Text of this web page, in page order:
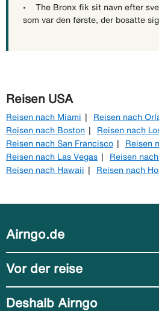
• The Bronx fik sit navn efter
som var den første, der bosatte
Reisen USA
Reisen nach Miami
Reisen nach
Reisen nach Boston
Reisen nach
Reisen nach San Francisco
Reisen
Reisen nach Las Vegas
Reisen
Reisen nach Hawaii
Reisen nach
Airngo.de
Vor der reise
Deshalb Airngo